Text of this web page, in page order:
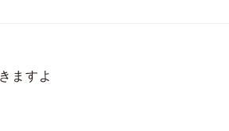
ますよ